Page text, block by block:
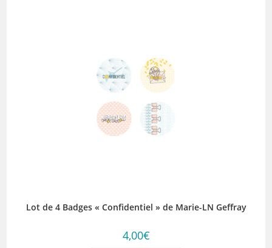
Lot de 4 Badges « Confidentiel » de Marie-LN Geffray
4,00€